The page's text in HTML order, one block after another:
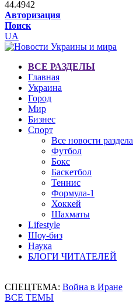
44.4942
Авторизация
Поиск
UA
ВСЕ РАЗДЕЛЫ
Главная
Украина
Город
Мир
Бизнес
Спорт
Все новости раздела
Футбол
Бокс
Баскетбол
Теннис
Формула-1
Хоккей
Шахматы
Lifestyle
Шоу-биз
Наука
БЛОГИ ЧИТАТЕЛЕЙ
СПЕЦТЕМА: Война в Иране
ВСЕ ТЕМЫ